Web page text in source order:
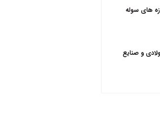
های سوله
و صنایع